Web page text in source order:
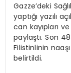
Gazze’deki
yaptığı yazılı
can kayıpları
paylaştı. Son
Filistinlinin
belirtildi.